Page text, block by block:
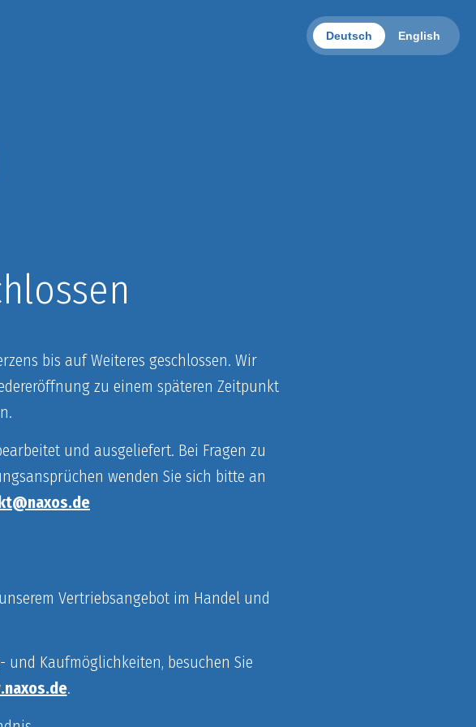
Deutsch English
bis auf Weiteres geschlossen. Wir
zu einem späteren Zeitpunkt
und ausgeliefert. Bei Fragen zu
wenden Sie sich bitte an
Vertriebsangebot im Handel und
Kaufmöglichkeiten, besuchen Sie
.